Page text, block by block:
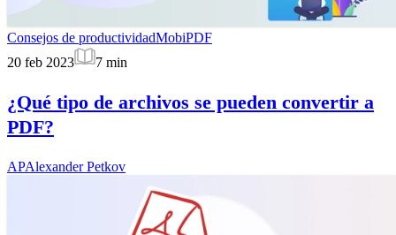
Consejos de productividadMobiPDF
20 feb 2023
7 min
¿Qué tipo de archivos se pueden convertir a
PDF?
APAlexander Petkov